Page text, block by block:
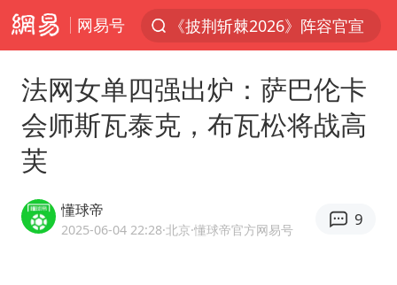
网易号
上半年我国经营主体结构持续优化
杭州机场已取消航班388架次
于东来回应胖东来近25年老店年底关闭
白海豚北上或致京津冀暴雨
法网女单四强出炉：萨巴伦卡
会师斯瓦泰克，布瓦松将战高
芙
懂球帝
2025-06-04 22:28·北京·懂球帝官方网易号
9